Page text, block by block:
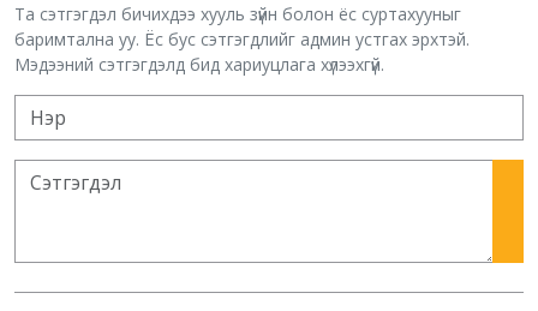
Та сэтгэгдэл бичихдээ хууль зүйн болон ёс суртахууныг
баримтална уу. Ёс бус сэтгэгдлийг админ устгах эрхтэй.
Мэдээний сэтгэгдэлд бид хариуцлага хүлээхгүй.